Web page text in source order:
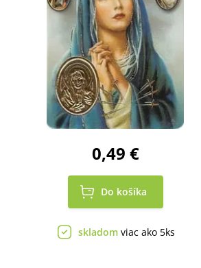
0,49 €
Do košíka
skladom viac ako 5ks